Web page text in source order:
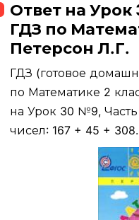
Ответ на Урок
ГДЗ по
Петерсон Л.Г.
ГДЗ (готовое
по Математике 2
на Урок 30 №9,
чисел: 167 + 45 + 308.